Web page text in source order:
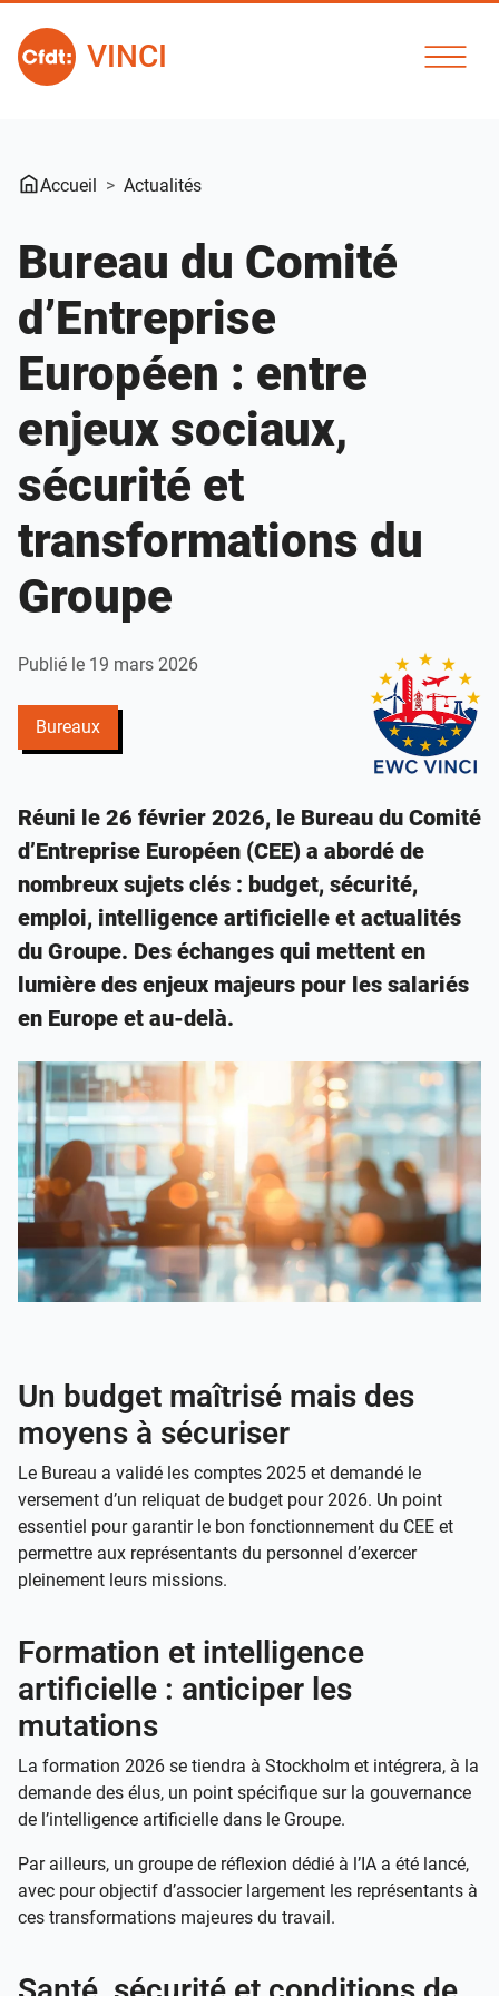
VINCI
Accueil Actualités
Bureau du Comité
d’Entreprise
Européen : entre
enjeux sociaux,
sécurité et
transformations du
Groupe
Publié le 19 mars 2026
Bureaux
Réuni le 26 février 2026, le Bureau du Comité
d’Entreprise Européen (CEE) a abordé de
nombreux sujets clés : budget, sécurité,
emploi, intelligence artificielle et actualités
du Groupe. Des échanges qui mettent en
lumière des enjeux majeurs pour les salariés
en Europe et au-delà.
Un budget maîtrisé mais des
moyens à sécuriser
Le Bureau a validé les comptes 2025 et demandé le
versement d’un reliquat de budget pour 2026. Un point
essentiel pour garantir le bon fonctionnement du CEE et
permettre aux représentants du personnel d’exercer
pleinement leurs missions.
Formation et intelligence
artificielle : anticiper les
mutations
La formation 2026 se tiendra à Stockholm et intégrera, à la
demande des élus, un point spécifique sur la gouvernance
de l’intelligence artificielle dans le Groupe.
Par ailleurs, un groupe de réflexion dédié à l’IA a été lancé,
avec pour objectif d’associer largement les représentants à
ces transformations majeures du travail.